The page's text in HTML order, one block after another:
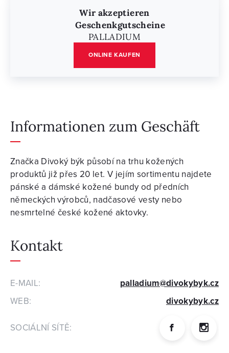
Wir akzeptieren
Geschenkgutscheine
PALLADIUM
ONLINE KAUFEN
Informationen zum Geschäft
Značka Divoký býk působí na trhu kožených
produktů již přes 20 let. V jejím sortimentu najdete
pánské a dámské kožené bundy od předních
německých výrobců, nadčasové vesty nebo
nesmrtelné české kožené aktovky.
Kontakt
E-MAIL:
palladium@divokybyk.cz
WEB:
divokybyk.cz
SOCIÁLNÍ SÍTĚ: